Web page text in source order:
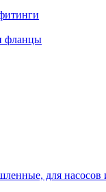
фланцы
для насосов